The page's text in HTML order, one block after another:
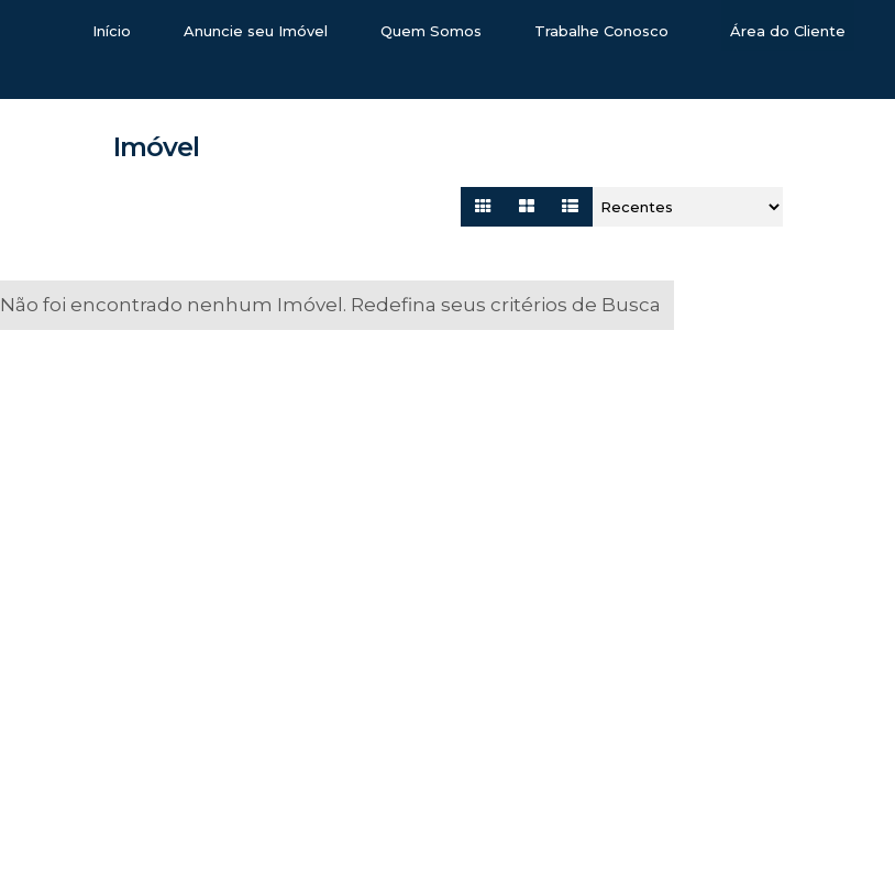
Anuncie seu Imóvel Quem Somos Trabalhe Conosco Área do Cliente
Início
Imóvel
Não foi encontrado nenhum Imóvel. Redefina seus critérios de Busca